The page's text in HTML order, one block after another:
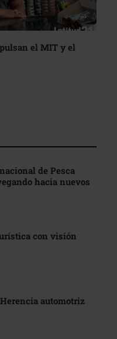
el MIT y el
de Pesca
hacia nuevos
con visión
automotriz